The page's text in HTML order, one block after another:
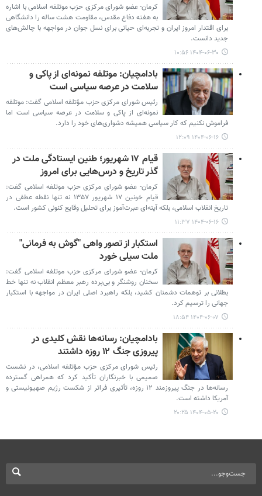
کرمان- عضو شورای مرکزی حزب موتلفه اسلامی با اشاره
به هفته دفاع مقدس، مقاومت هشت ساله را دانشگاهی
برای اقتدار امروز ایران و تجربه‌ای حیاتی برای نسل جوان در مواجهه با چالش‌های
جدید دانست.
۱۴۰۴-۰۶-۳۰ ۱۰:۵۶
بادامچیان: موتلفه نمونه‌ای از پاکی و
سلامت در عرصه سیاسی است
رئیس شورای مرکزی حزب مؤتلفه اسلامی گفت: موتلفه
نمونه‌ای از پاکی و سلامت در عرصه سیاسی است اما
فراموش نکنیم که کار سیاسی همیشه دشواری‌های خود را دارد.
۱۴۰۴-۰۶-۱۶ ۱۲:۰۹
قیام ۱۷ شهریور؛ طنین ایستادگی ملت در
گذر تاریخ و درس‌هایی برای امروز
کرمان- عضو شورای مرکزی حزب موتلفه اسلامی گفت:
قیام خونین ۱۷ شهریور ۱۳۵۷ نه تنها نقطه عطفی در
تاریخ انقلاب اسلامی، بلکه آینه‌ای عبرت‌آموز برای تحلیل وقایع کنونی کشور است.
۱۴۰۴-۰۶-۱۶ ۱۱:۳۷
استکبار از تصور واهی "گوش به فرمانی"
ملت سیلی خورد
کرمان- عضو شورای مرکزی حزب موتلفه اسلامی گفت:
سخنان روشنگر و بی‌پرده رهبر معظم انقلاب نه تنها خط
بطلانی بر توهمات دشمنان کشید، بلکه راهبرد اصلی ایران در مواجهه با استکبار
جهانی را ترسیم کرد.
۱۴۰۴-۰۶-۰۷ ۱۸:۵۴
بادامچیان: رسانه‌ها نقش کلیدی در
پیروزی جنگ ۱۲ روزه داشتند
رئیس شورای مرکزی حزب مؤتلفه اسلامی، در نشست
صمیمی با خبرنگاران تأکید کرد که همراهی گسترده
رسانه‌ها در جنگ پیروزمند ۱۲ روزه، تأثیری فراتر از شکست رژیم صهیونیستی و
آمریکا داشته است.
۱۴۰۴-۰۵-۲۰ ۲۰:۲۵